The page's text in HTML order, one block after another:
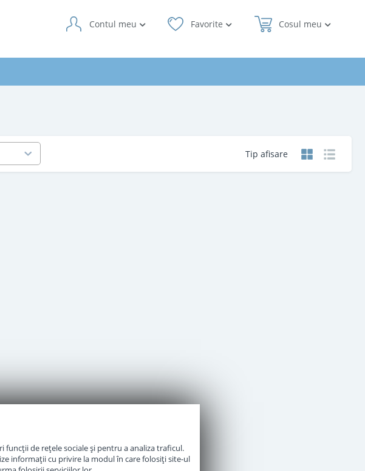
Cosul meu
Favorite
Contul meu
Tip afisare
de rețele sociale și pentru a analiza traficul.
informații cu privire la modul în care folosiți site-ul